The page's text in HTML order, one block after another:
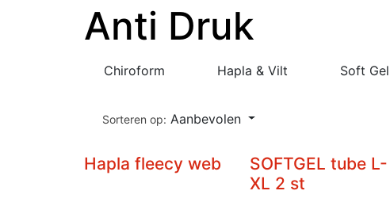
Anti Druk
Chiroform Hapla & Vilt Soft Gel
Sorteren op: Aanbevolen
Hapla fleecy web
SOFTGEL tube L-
XL 2 st